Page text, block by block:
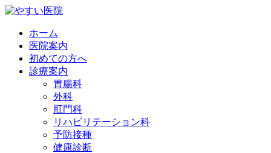
ホーム
医院案内
初めての方へ
診療案内
胃腸科
外科
肛門科
リハビリテーション科
予防接種
健康診断